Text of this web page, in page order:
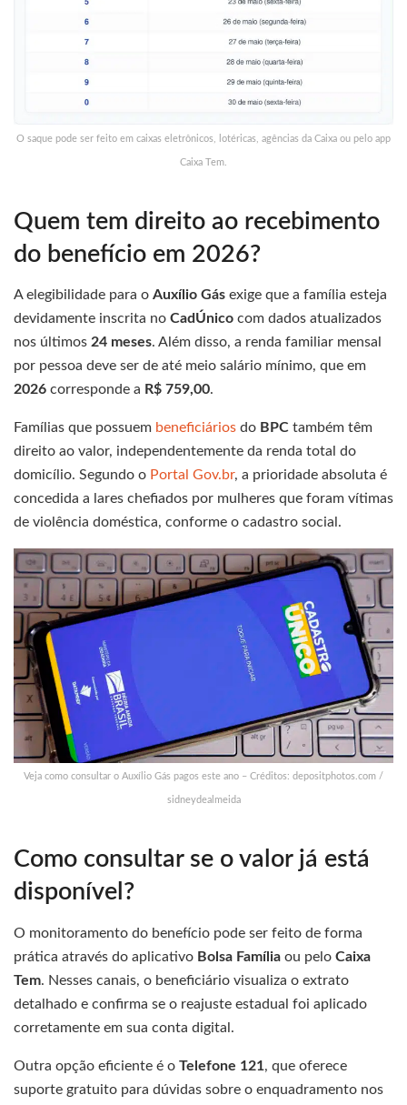
O saque pode ser feito em caixas eletrônicos, lotéricas, agências da Caixa ou pelo app
Caixa Tem.
Quem tem direito ao recebimento
do benefício em 2026?
A elegibilidade para o Auxílio Gás exige que a família esteja
devidamente inscrita no CadÚnico com dados atualizados
nos últimos 24 meses. Além disso, a renda familiar mensal
por pessoa deve ser de até meio salário mínimo, que em
2026 corresponde a R$ 759,00.
Famílias que possuem beneficiários do BPC também têm
direito ao valor, independentemente da renda total do
domicílio. Segundo o Portal Gov.br, a prioridade absoluta é
concedida a lares chefiados por mulheres que foram vítimas
de violência doméstica, conforme o cadastro social.
Veja como consultar o Auxílio Gás pagos este ano – Créditos: depositphotos.com /
sidneydealmeida
Como consultar se o valor já está
disponível?
O monitoramento do benefício pode ser feito de forma
prática através do aplicativo Bolsa Família ou pelo Caixa
Tem. Nesses canais, o beneficiário visualiza o extrato
detalhado e confirma se o reajuste estadual foi aplicado
corretamente em sua conta digital.
Outra opção eficiente é o Telefone 121, que oferece
suporte gratuito para dúvidas sobre o enquadramento nos